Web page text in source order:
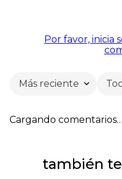
Por favor, inicia
Más reciente
Cargando comentarios…
también